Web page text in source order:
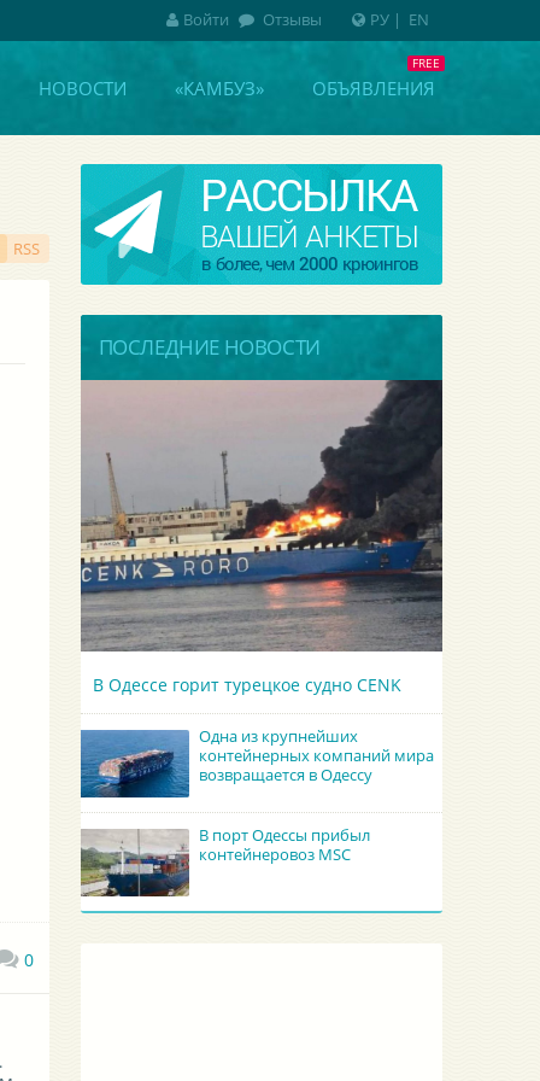
НОВОСТИ «КАМБУЗ» ОБЪЯВЛЕНИЯ
RSS
0
ПОСЛЕДНИЕ НОВОСТИ
В Одессе горит турецкое судно CENK
Одна из крупнейших
контейнерных компаний мира
возвращается в Одессу
В порт Одессы прибыл
контейнеровоз MSC
РУ| EN
Войти Отзывы